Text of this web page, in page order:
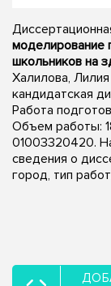
моделирование
школьников на
Халилова,
кандидатская
Работа
Объем работы:
01003320420.
сведения о
город, тип